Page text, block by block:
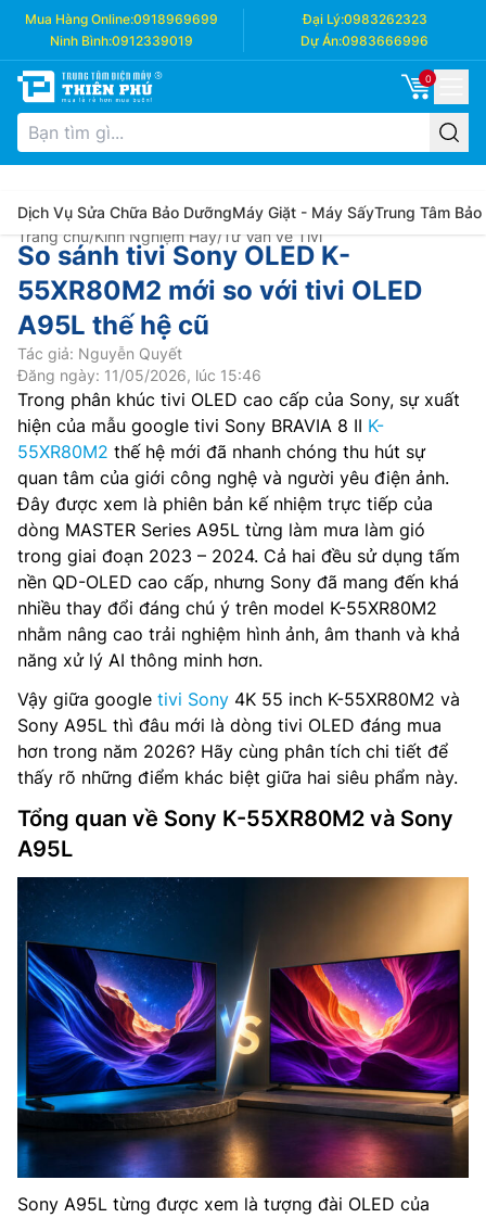
Mua Hàng Online:0918969699 Đại Lý:0983262323
Ninh Bình:0912339019 Dự Án:0983666996
0
Dịch Vụ Sửa Chữa Bảo DưỡngMáy Giặt - Máy SấyTrung Tâm Bảo
Trang chủ/Kinh Nghiệm Hay/Tư Vấn về Tivi
So sánh tivi Sony OLED K-
55XR80M2 mới so với tivi OLED
A95L thế hệ cũ
Tác giả: Nguyễn Quyết
Đăng ngày: 11/05/2026, lúc 15:46
Trong phân khúc tivi OLED cao cấp của Sony, sự xuất
hiện của mẫu google tivi Sony BRAVIA 8 II K-
55XR80M2 thế hệ mới đã nhanh chóng thu hút sự
quan tâm của giới công nghệ và người yêu điện ảnh.
Đây được xem là phiên bản kế nhiệm trực tiếp của
dòng MASTER Series A95L từng làm mưa làm gió
trong giai đoạn 2023 – 2024. Cả hai đều sử dụng tấm
nền QD-OLED cao cấp, nhưng Sony đã mang đến khá
nhiều thay đổi đáng chú ý trên model K-55XR80M2
nhằm nâng cao trải nghiệm hình ảnh, âm thanh và khả
năng xử lý AI thông minh hơn.
Vậy giữa google tivi Sony 4K 55 inch K-55XR80M2 và
Sony A95L thì đâu mới là dòng tivi OLED đáng mua
hơn trong năm 2026? Hãy cùng phân tích chi tiết để
thấy rõ những điểm khác biệt giữa hai siêu phẩm này.
Tổng quan về Sony K-55XR80M2 và Sony
A95L
Sony A95L từng được xem là tượng đài OLED của